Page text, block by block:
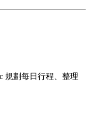
規劃每日行程、整理